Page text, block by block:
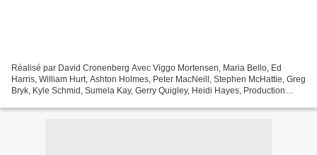
Réalisé par David Cronenberg Avec Viggo Mortensen, Maria Bello, Ed
Harris, William Hurt, Ashton Holmes, Peter MacNeill, Stephen McHattie, Greg
Bryk, Kyle Schmid, Sumela Kay, Gerry Quigley, Heidi Hayes, Production